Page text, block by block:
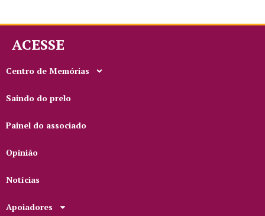
ACESSE
Centro de Memórias
Saindo do prelo
Painel do associado
Opinião
Notícias
Apoiadores